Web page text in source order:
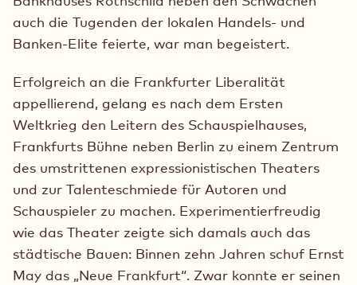
auch die Tugenden der lokalen Handels- und
Banken-Elite feierte, war man begeistert.
Erfolgreich an die Frankfurter Liberalität
appellierend, gelang es nach dem Ersten
Weltkrieg den Leitern des Schauspielhauses,
Frankfurts Bühne neben Berlin zu einem Zentrum
des umstrittenen expressionistischen Theaters
und zur Talenteschmiede für Autoren und
Schauspieler zu machen. Experimentierfreudig
wie das Theater zeigte sich damals auch das
städtische Bauen: Binnen zehn Jahren schuf Ernst
May das „Neue Frankfurt“. Zwar konnte er seinen